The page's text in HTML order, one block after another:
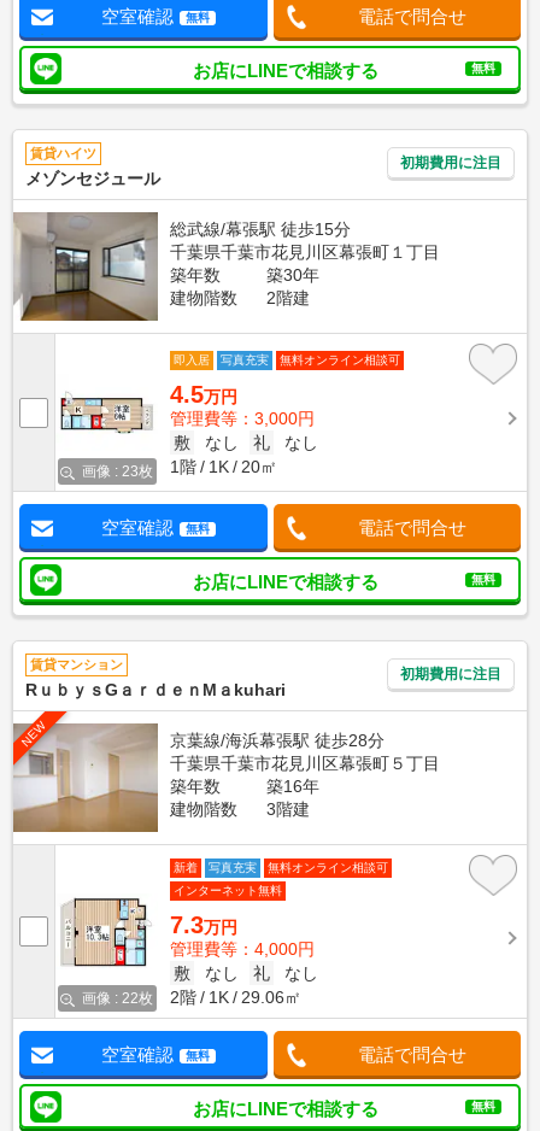
空室確認 無料 電話で問合せ
お店にLINEで相談する 無料
賃貸ハイツ
メゾンセジュール
初期費用に注目
総武線/幕張駅 徒歩15分
千葉県千葉市花見川区幕張町１丁目
築年数
築30年
建物階数
2階建
画像 : 23枚
即入居 写真充実 無料オンライン相談可
4.5万円
管理費等：3,000円
敷
なし 礼
なし
1階
1K 20㎡
空室確認 無料 電話で問合せ
お店にLINEで相談する 無料
賃貸マンション
RｕｂｙｓGａｒｄｅｎMａkuhari
初期費用に注目
NEW
京葉線/海浜幕張駅 徒歩28分
千葉県千葉市花見川区幕張町５丁目
築年数
築16年
建物階数
3階建
画像 : 22枚
新着 写真充実
無料オンライン相談可
インターネット無料
7.3万円
管理費等：4,000円
敷
なし 礼
なし
2階
1K 29.06㎡
空室確認 無料 電話で問合せ
お店にLINEで相談する 無料